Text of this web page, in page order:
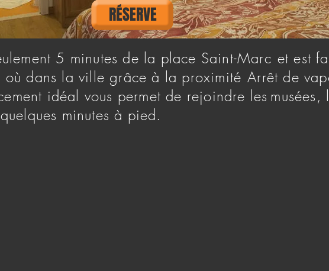
RÉSERVE
5 minutes de la place Saint-Marc et est
où dans la ville grâce à la proximité Arrêt de
idéal vous permet de rejoindre les musées,
minutes à pied.